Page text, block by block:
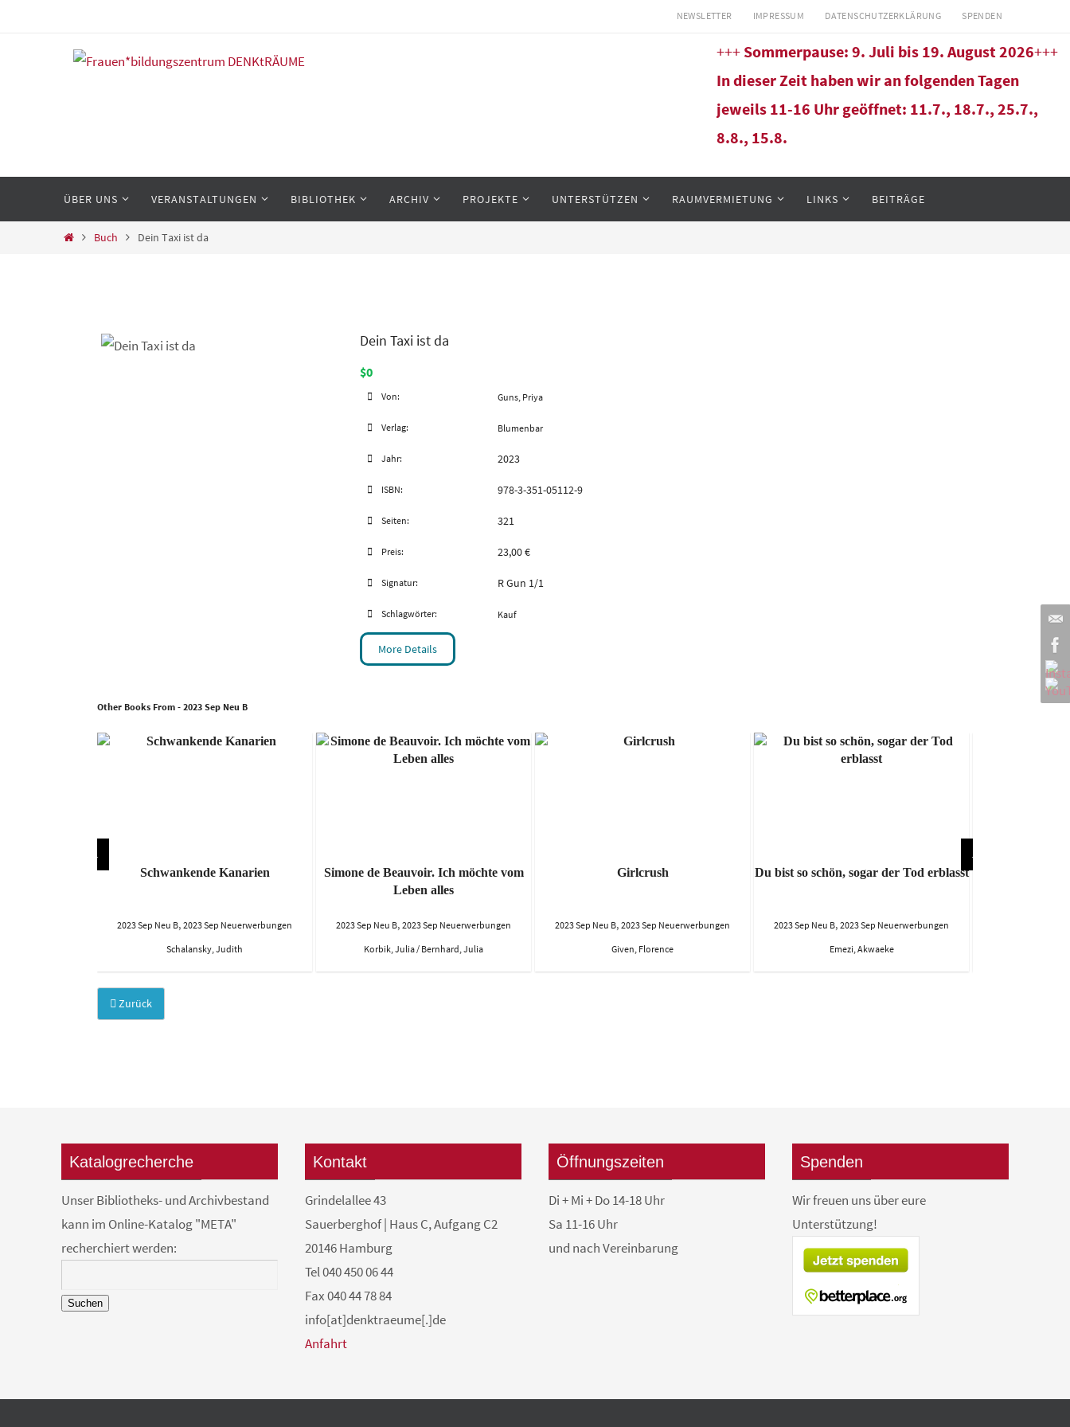
NEWSLETTER IMPRESSUM DATENSCHUTZERKLÄRUNG SPENDEN
+++ Sommerpause: 9. Juli bis 19. August 2026+++
In dieser Zeit haben wir an folgenden Tagen
jeweils 11-16 Uhr geöffnet: 11.7., 18.7., 25.7.,
8.8., 15.8.
springen
ÜBER UNS VERANSTALTUNGEN BIBLIOTHEK ARCHIV PROJEKTE UNTERSTÜTZEN RAUMVERMIETUNG LINKS BEITRÄGE
StartBuch Dein Taxi ist da
Dein Taxi ist da
$0
Von: Guns, Priya
Verlag: Blumenbar
Jahr: 2023
ISBN: 978-3-351-05112-9
Seiten: 321
Preis: 23,00 €
Signatur: R Gun 1/1
Schlagwörter: Kauf
More Details
Other Books From - 2023 Sep Neu B
Schwankende Kanarien
2023 Sep Neu B, 2023 Sep Neuerwerbungen
Schalansky, Judith
Simone de Beauvoir. Ich möchte vom
Leben alles
2023 Sep Neu B, 2023 Sep Neuerwerbungen
Korbik, Julia / Bernhard, Julia
Girlcrush
2023 Sep Neu B, 2023 Sep Neuerwerbungen
Given, Florence
Du bist so schön, sogar der Tod erblasst
2023 Sep Neu B, 2023 Sep Neuerwerbungen
Emezi, Akwaeke
Zurück
Katalogrecherche
Unser Bibliotheks- und Archivbestand
kann im Online-Katalog "META"
recherchiert werden:
Suchen
Kontakt
Grindelallee 43
Sauerberghof | Haus C, Aufgang C2
20146 Hamburg
Tel 040 450 06 44
Fax 040 44 78 84
info[at]denktraeume[.]de
Anfahrt
Öffnungszeiten
Di + Mi + Do 14-18 Uhr
Sa 11-16 Uhr
und nach Vereinbarung
Spenden
Wir freuen uns über eure
Unterstützung!